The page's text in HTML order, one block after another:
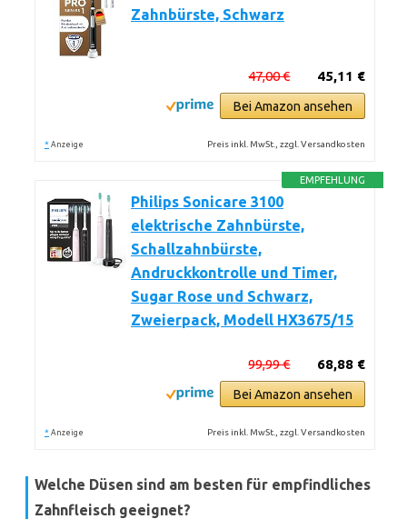
Zahnbürste, Schwarz
45,11 €
47,00 €
Bei Amazon ansehen
* Anzeige Preis inkl. MwSt., zzgl. Versandkosten
EMPFEHLUNG
Philips Sonicare 3100
elektrische Zahnbürste,
Schallzahnbürste,
Andruckkontrolle und Timer,
Sugar Rose und Schwarz,
Zweierpack, Modell HX3675/15
68,88 €
99,99 €
Bei Amazon ansehen
* Anzeige Preis inkl. MwSt., zzgl. Versandkosten
Welche Düsen sind am besten für empfindliches
Zahnfleisch geeignet?